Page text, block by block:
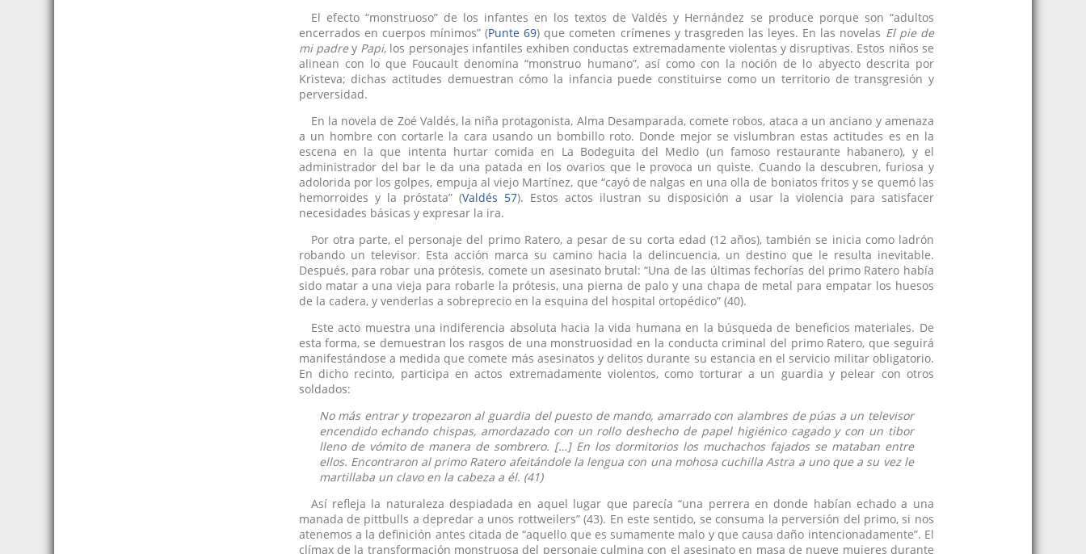
El efecto “monstruoso” de los infantes en los textos de Valdés y Hernández se produce porque son “adultos
encerrados en cuerpos mínimos” (Punte 69) que cometen crímenes y trasgreden las leyes. En las novelas El pie de
mi padrey Papi, los personajes infantiles exhiben conductas extremadamente violentas y disruptivas. Estos niños se
alinean con lo que Foucault denomina “monstruo humano”, así como con la noción de lo abyecto descrita por
Kristeva; dichas actitudes demuestran cómo la infancia puede constituirse como un territorio de transgresión y
perversidad.
En la novela de Zoé Valdés, la niña protagonista, Alma Desamparada, comete robos, ataca a un anciano y amenaza
a un hombre con cortarle la cara usando un bombillo roto. Donde mejor se vislumbran estas actitudes es en la
escena en la que intenta hurtar comida en La Bodeguita del Medio (un famoso restaurante habanero), y el
administrador del bar le da una patada en los ovarios que le provoca un quiste. Cuando la descubren, furiosa y
adolorida por los golpes, empuja al viejo Martínez, que “cayó de nalgas en una olla de boniatos fritos y se quemó las
hemorroides y la próstata” (Valdés 57). Estos actos ilustran su disposición a usar la violencia para satisfacer
necesidades básicas y expresar la ira.
Por otra parte, el personaje del primo Ratero, a pesar de su corta edad (12 años), también se inicia como ladrón
robando un televisor. Esta acción marca su camino hacia la delincuencia, un destino que le resulta inevitable.
Después, para robar una prótesis, comete un asesinato brutal: “Una de las últimas fechorías del primo Ratero había
sido matar a una vieja para robarle la prótesis, una pierna de palo y una chapa de metal para empatar los huesos
de la cadera, y venderlas a sobreprecio en la esquina del hospital ortopédico” (40).
Este acto muestra una indiferencia absoluta hacia la vida humana en la búsqueda de beneficios materiales. De
esta forma, se demuestran los rasgos de una monstruosidad en la conducta criminal del primo Ratero, que seguirá
manifestándose a medida que comete más asesinatos y delitos durante su estancia en el servicio militar obligatorio.
En dicho recinto, participa en actos extremadamente violentos, como torturar a un guardia y pelear con otros
soldados:
No más entrar y tropezaron al guardia del puesto de mando, amarrado con alambres de púas a un televisor
encendido echando chispas, amordazado con un rollo deshecho de papel higiénico cagado y con un tibor
lleno de vómito de manera de sombrero. […] En los dormitorios los muchachos fajados se mataban entre
ellos. Encontraron al primo Ratero afeitándole la lengua con una mohosa cuchilla Astra a uno que a su vez le
martillaba un clavo en la cabeza a él. (41)
Así refleja la naturaleza despiadada en aquel lugar que parecía “una perrera en donde habían echado a una
manada de pittbulls a depredar a unos rottweilers” (43). En este sentido, se consuma la perversión del primo, si nos
atenemos a la definición antes citada de “aquello que es sumamente malo y que causa daño intencionadamente”. El
clímax de la transformación monstruosa del personaje culmina con el asesinato en masa de nueve mujeres durante